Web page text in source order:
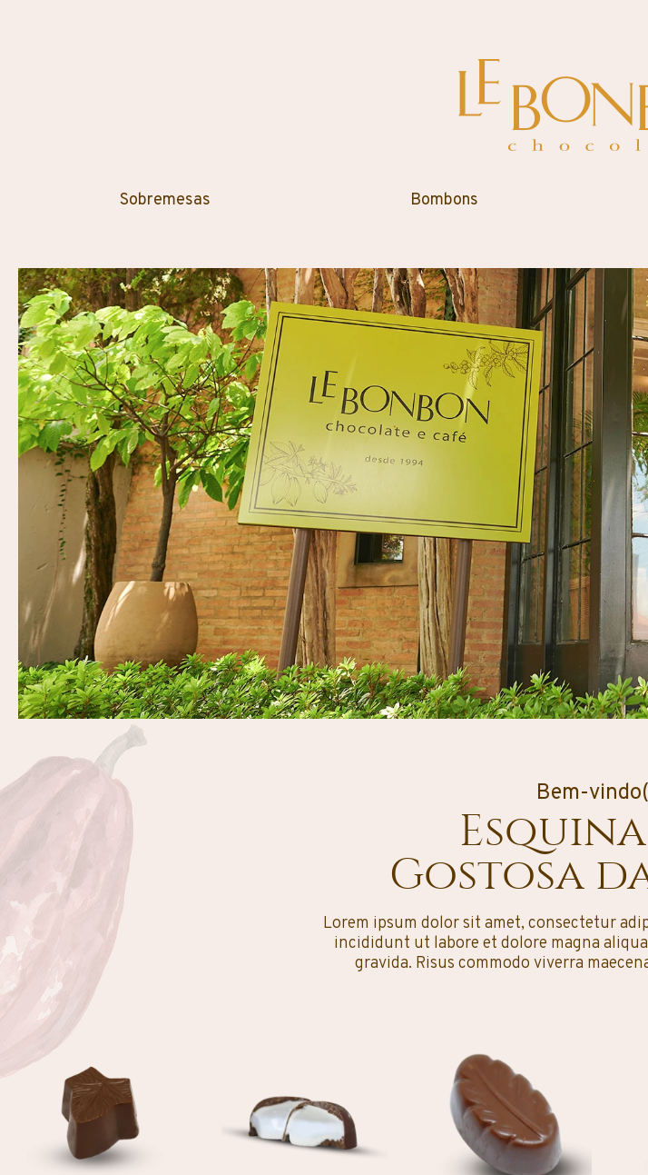
Sobremesas Bombons
Bem-
Gostosa
Lorem ipsum dolor sit amet, consectetur
incididunt ut labore et dolore magna
gravida. Risus commodo viverra